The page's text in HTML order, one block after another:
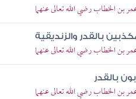
بن الخطاب رضي الله تعالى عنهما
بالقدر والزنديقية
بن الخطاب رضي الله تعالى عنهما
بالقدر
بن الخطاب رضي الله تعالى عنهما